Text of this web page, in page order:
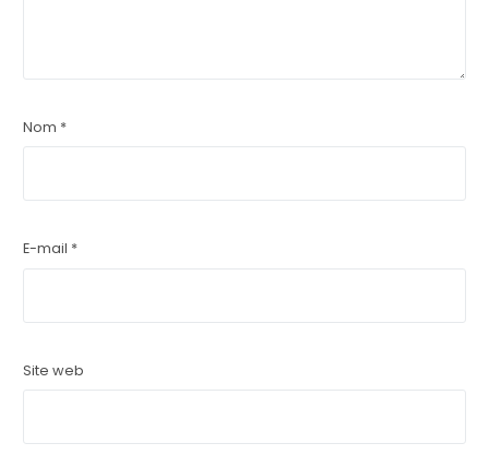
Nom *
E-mail *
Site web